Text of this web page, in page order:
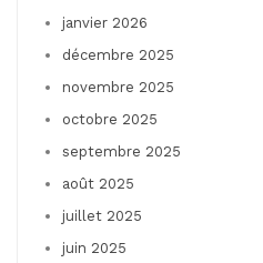
janvier 2026
décembre 2025
novembre 2025
octobre 2025
septembre 2025
août 2025
juillet 2025
juin 2025